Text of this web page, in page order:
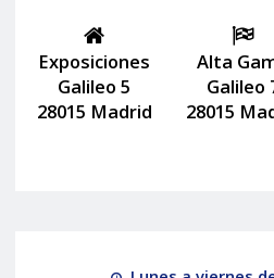
Exposiciones
Galileo 5
28015 Madrid
Alta
Galileo
28015